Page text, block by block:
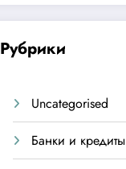
Рубрики
Uncategorised
Банки и кредиты